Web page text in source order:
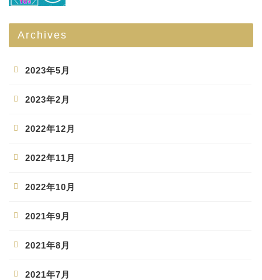
Archives
2023年5月
2023年2月
2022年12月
2022年11月
2022年10月
2021年9月
2021年8月
2021年7月